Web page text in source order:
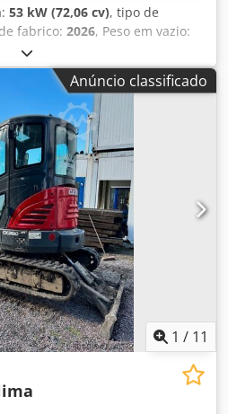
53 kW (72,06 cv), tipo de
fabrico: 2026, Peso em vazio:
entre em contato
KEY-TEC. Dkjdpfxjzrrw Ao
Anúncio classificado
1 / 11